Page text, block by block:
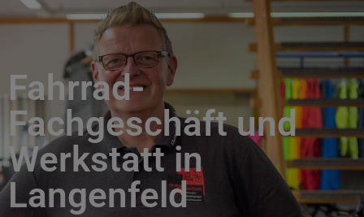
Fahrrad-
Fachgeschäft und
Werkstatt in
Langenfeld